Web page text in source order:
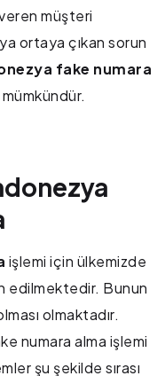
müşteri
ortaya çıkan sorun
fake numara
işlemi için ülkemizde
edilmektedir. Bunun
olmaktadır.
numara alma işlemi
şu şekilde sırası